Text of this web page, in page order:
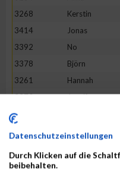
3268
Kerstin
3414
Jonas
3392
No
3378
Björn
3261
Hannah
3370
Jennifer
3318
3348
Datenschutzeinstellungen
Durch Klicken auf die
beibehalten.